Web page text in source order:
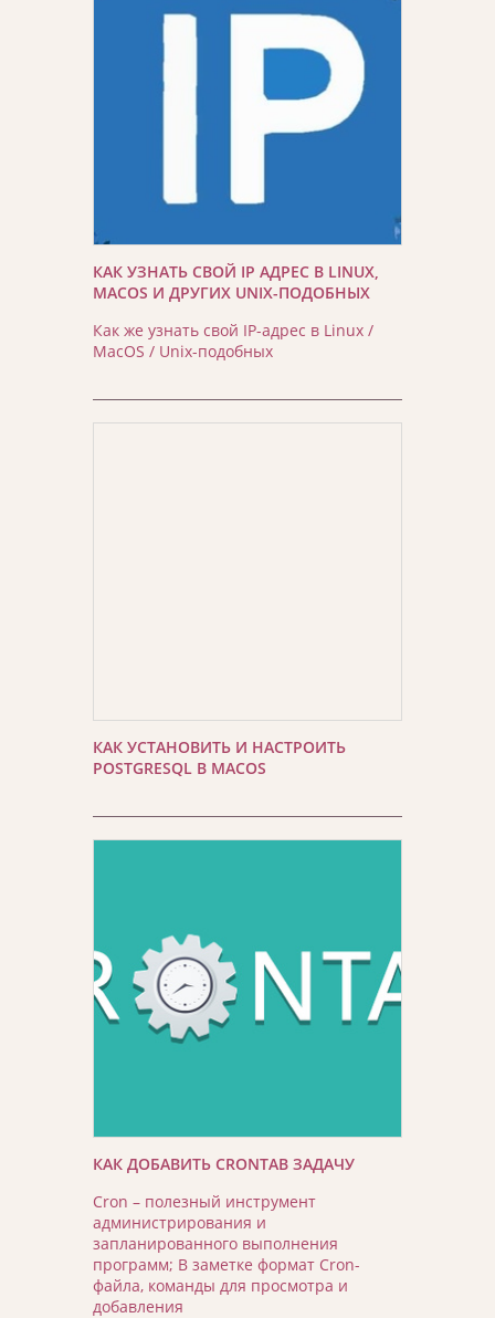
КАК УЗНАТЬ СВОЙ IP АДРЕС В LINUX,
MACOS И ДРУГИХ UNIX-ПОДОБНЫХ
Как же узнать свой IP-адрес в Linux /
MacOS / Unix-подобных
КАК УСТАНОВИТЬ И НАСТРОИТЬ
POSTGRESQL В MACOS
КАК ДОБАВИТЬ CRONTAB ЗАДАЧУ
Cron – полезный инструмент
администрирования и
запланированного выполнения
программ; В заметке формат Cron-
файла, команды для просмотра и
добавления